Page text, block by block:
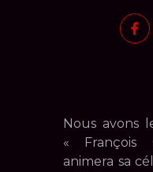
Nous avons
« François
animera sa